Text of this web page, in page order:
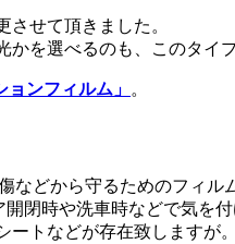
せて頂きました。
を選べるのも、このタイ
ョンフィルム」 。
などから守るためのフィル
閉時や洗車時などで気を
トなどが存在致しますが。